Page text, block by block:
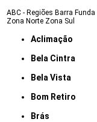
ABC - Regiões Barra Funda
Zona Norte Zona Sul
Aclimação
Bela Cintra
Bela Vista
Bom Retiro
Brás